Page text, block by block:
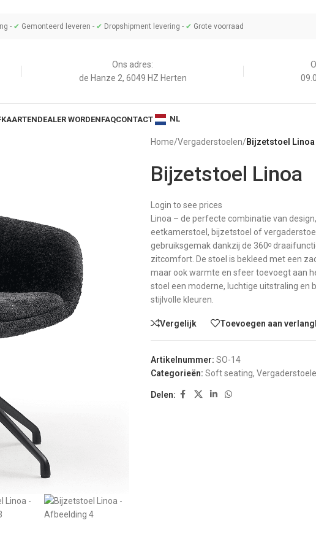
- ✔ Gemonteerd leveren - ✔ Dropshipment levering - ✔ Grote voorraad
Ons adres:
de Hanze 2, 6049 HZ Herten
DEALER WORDENFAQCONTACT NL
Home/Vergaderstoelen/Bijzetstoel Linoa
Bijzetstoel Linoa
Login to see prices
Linoa – de perfecte combinatie van
eetkamerstoel, bijzetstoel of
gebruiksgemak dankzij de 360o
zitcomfort. De stoel is bekleed met een
maar ook warmte en sfeer toevoegt aan
stoel een moderne, luchtige uitstraling en
stijlvolle kleuren.
Vergelijk Toevoegen aan
Artikelnummer: SO-14
Categorieën: Soft seating,
Delen: